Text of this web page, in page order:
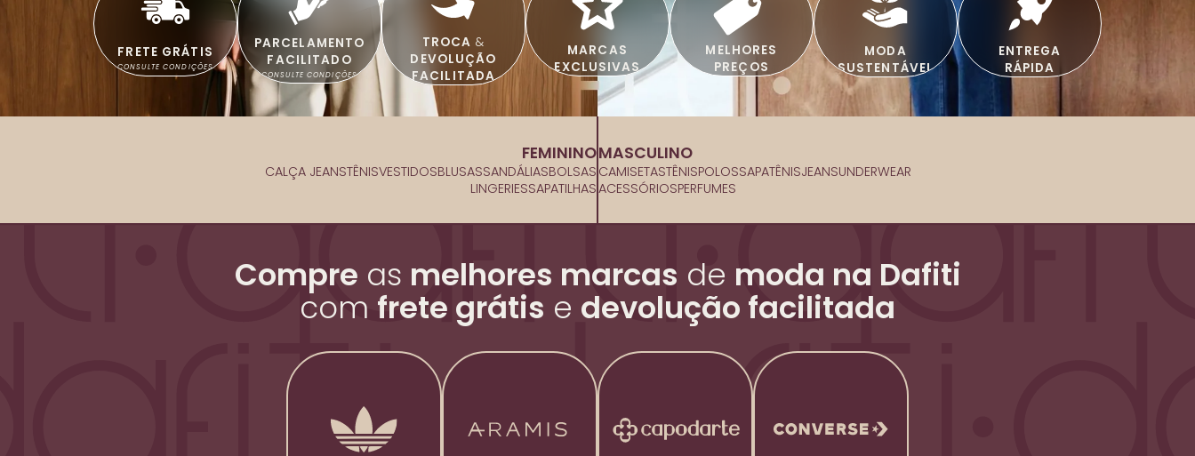
FRETE GRÁTIS
CONSULTE CONDIÇÕES
PARCELAMENTO
FACILITADO
CONSULTE CONDIÇÕES
TROCA &
DEVOLUÇÃO
FACILITADA
MARCAS
EXCLUSIVAS
MELHORES
PREÇOS
MODA
SUSTENTÁVEL
ENTREGA
RÁPIDA
FEMININO
BOLSAS
SANDÁLIAS
BLUSAS
VESTIDOS
TÊNIS
CALÇA JEANS
SAPATILHAS
LINGERIES
MASCULINO
CAMISETASTÊNISPOLOSSAPATÊNISJEANSUNDERWEAR
ACESSÓRIOSPERFUMES
Compre as melhores marcas de moda na Dafiti
com frete grátis e devolução facilitada